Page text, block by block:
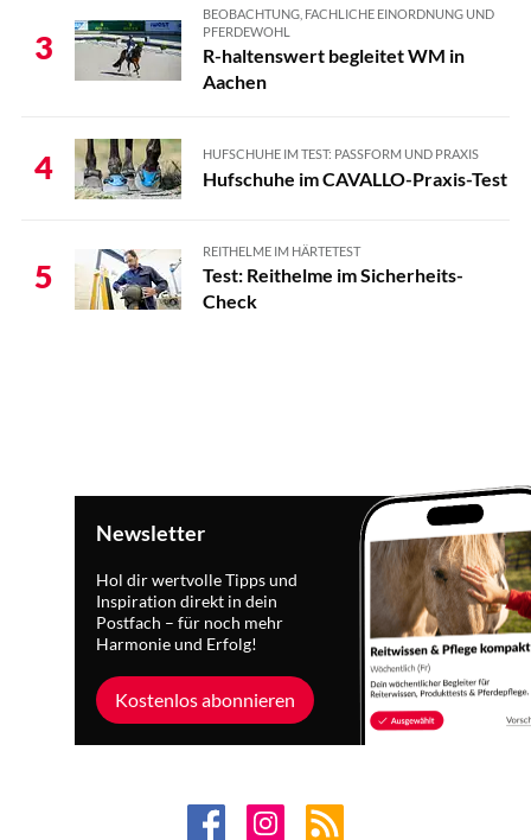
3
BEOBACHTUNG, FACHLICHE EINORDNUNG UND
PFERDEWOHL
R-haltenswert begleitet WM in
Aachen
4 HUFSCHUHE IM TEST: PASSFORM UND PRAXIS
Hufschuhe im CAVALLO-Praxis-Test
5
REITHELME IM HÄRTETEST
Test: Reithelme im Sicherheits-
Check
Newsletter
Hol dir wertvolle Tipps und
Inspiration direkt in dein
Postfach – für noch mehr
Harmonie und Erfolg!
Kostenlos abonnieren